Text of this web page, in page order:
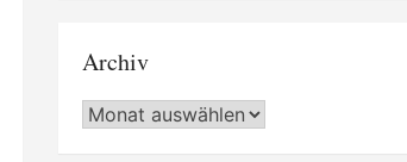
Archiv
Archiv